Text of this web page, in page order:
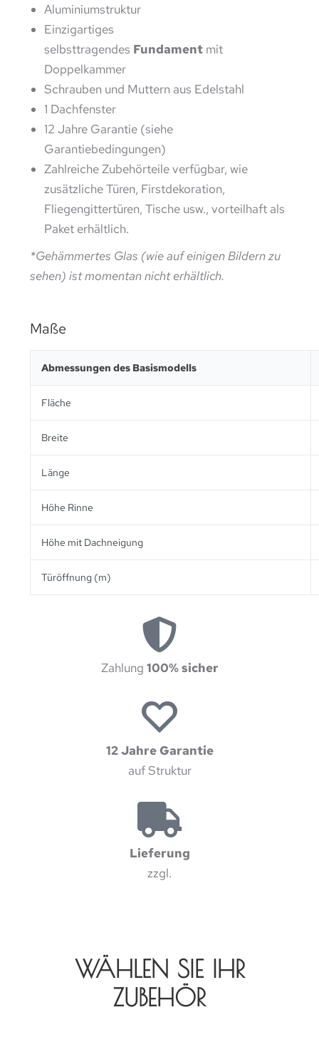
Aluminiumstruktur
Einzigartiges
selbsttragendes Fundament mit
Doppelkammer
Schrauben und Muttern aus Edelstahl
1 Dachfenster
12 Jahre Garantie (siehe
Garantiebedingungen)
Zahlreiche Zubehörteile verfügbar, wie
zusätzliche Türen, Firstdekoration,
Fliegengittertüren, Tische usw., vorteilhaft als
Paket erhältlich.
*Gehämmertes Glas (wie auf einigen Bildern zu
sehen) ist momentan nicht erhältlich.
Maße
Abmessungen des Basismodells
Fläche
Breite
Länge
Höhe Rinne
Höhe mit Dachneigung
Türöffnung (m)
Zahlung 100% sicher
12 Jahre Garantie
auf Struktur
Lieferung
zzgl.
WÄHLEN SIE IHR
ZUBEHÖR